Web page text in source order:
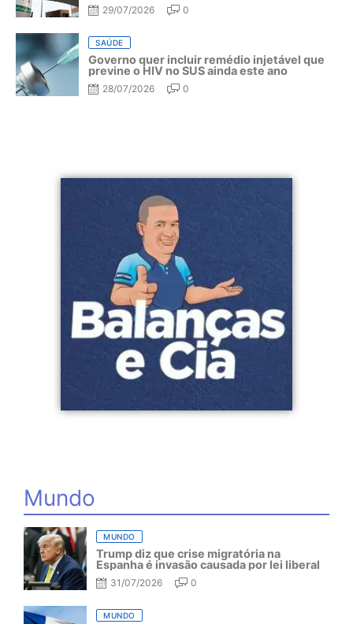
29/07/2026 0
SAÚDE
Governo quer incluir remédio injetável que
previne o HIV no SUS ainda este ano
28/07/2026 0
Mundo
MUNDO
Trump diz que crise migratória na
Espanha é invasão causada por lei liberal
31/07/2026 0
MUNDO